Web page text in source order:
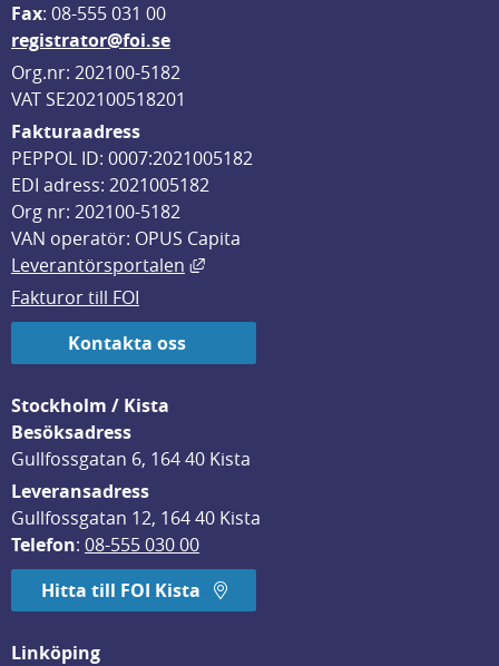
Fax: 08-555 031 00
registrator@foi.se
Org.nr: 202100-5182
VAT SE202100518201
Fakturaadress
PEPPOL ID: 0007:2021005182
EDI adress: 2021005182
Org nr: 202100-5182
VAN operatör: OPUS Capita
Leverantörsportalen
Länk till annan webbplats, öppnas
Fakturor till FOI
Kontakta oss
Stockholm / Kista
Besöksadress
Gullfossgatan 6, 164 40 Kista
Leveransadress
Gullfossgatan 12, 164 40 Kista
Telefon: 08-555 030 00
Hitta till FOI Kista
Linköping